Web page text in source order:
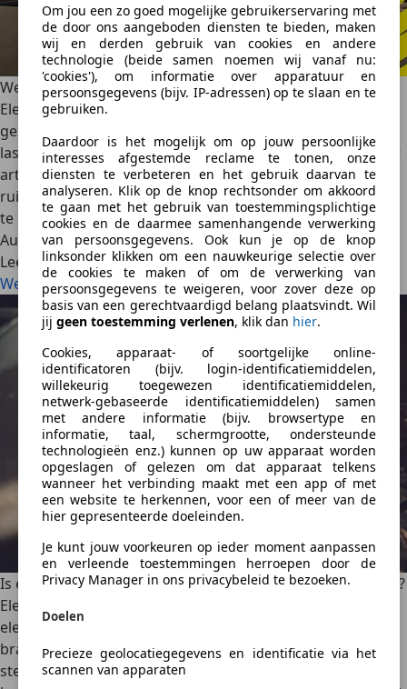
Om jou een zo goed mogelijke gebruikerservaring met
de door ons aangeboden diensten te bieden, maken
wij en derden gebruik van cookies en andere
technologie (beide samen noemen wij vanaf nu:
'cookies'), om informatie over apparatuur en
persoonsgegevens (bijv. IP-adressen) op te slaan en te
gebruiken.
Daardoor is het mogelijk om op jouw persoonlijke
interesses afgestemde reclame te tonen, onze
diensten te verbeteren en het gebruik daarvan te
analyseren. Klik op de knop rechtsonder om akkoord
te gaan met het gebruik van toestemmingsplichtige
cookies en de daarmee samenhangende verwerking
van persoonsgegevens. Ook kun je op de knop
linksonder klikken om een nauwkeurige selectie over
de cookies te maken of om de verwerking van
persoonsgegevens te weigeren, voor zover deze op
basis van een gerechtvaardigd belang plaatsvindt. Wil
jij geen toestemming verlenen, klik dan hier.
Cookies, apparaat- of soortgelijke online-
identificatoren (bijv. login-identificatiemiddelen,
willekeurig toegewezen identificatiemiddelen,
netwerk-gebaseerde identificatiemiddelen) samen
met andere informatie (bijv. browsertype en
informatie, taal, schermgrootte, ondersteunde
technologieën enz.) kunnen op uw apparaat worden
opgeslagen of gelezen om dat apparaat telkens
wanneer het verbinding maakt met een app of met
een website te herkennen, voor een of meer van de
hier gepresenteerde doeleinden.
Je kunt jouw voorkeuren op ieder moment aanpassen
en verleende toestemmingen herroepen door de
Privacy Manager in ons privacybeleid te bezoeken.
Doelen
Precieze geolocatiegegevens en identificatie via het
scannen van apparaten
Welke elektrische auto kies je?
Elektrische auto’s winnen snel aan populariteit. Maar
gezien het sterk groeiende aanbod van modellen kan het
lastig zijn om te bepalen welke het beste bij jou past. In dit
artikel helpen we je op weg – van kleine stadsauto’s tot
ruime gezins-SUV’s – en geven we tips om de juiste keuze
te maken.
AutoScout24·03-03-2025·6 min. Leestijd
Lees meer
Welke elektrische auto kies je?
Is een elektrische auto goedkoper dan een brandstofauto?
Elektrische auto’s worden steeds populairder. Maar is een
elektrische auto eigenlijk goedkoper dan een
brandstofauto? Dit is een vraag die veel autokopers zich
stellen. In dit artikel maken we een uitgebreide